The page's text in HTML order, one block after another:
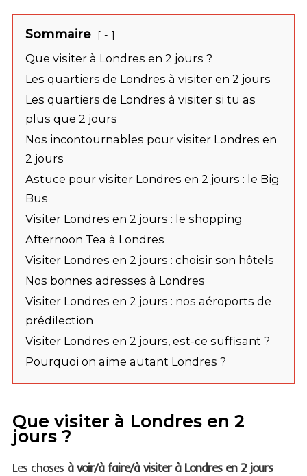
Sommaire -
Que visiter à Londres en 2 jours ?
Les quartiers de Londres à visiter en 2 jours
Les quartiers de Londres à visiter si tu as
plus que 2 jours
Nos incontournables pour visiter Londres en
2 jours
Astuce pour visiter Londres en 2 jours : le Big
Bus
Visiter Londres en 2 jours : le shopping
Afternoon Tea à Londres
Visiter Londres en 2 jours : choisir son hôtels
Nos bonnes adresses à Londres
Visiter Londres en 2 jours : nos aéroports de
prédilection
Visiter Londres en 2 jours, est-ce suffisant ?
Pourquoi on aime autant Londres ?
Que visiter à Londres en 2
jours ?
Les choses à voir/à faire/à visiter à Londres en 2 jours